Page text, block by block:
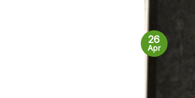
26
Apr